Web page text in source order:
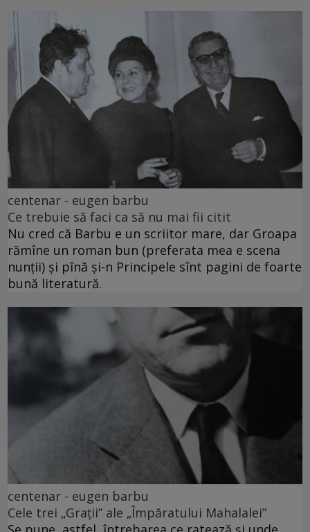
centenar - eugen barbu
Ce trebuie să faci ca să nu mai fii citit
Nu cred că Barbu e un scriitor mare, dar Groapa
rămîne un roman bun (preferata mea e scena
nunții) și pînă și-n Principele sînt pagini de foarte
bună literatură.
centenar - eugen barbu
Cele trei „Grații” ale „Împăratului Mahalalei”